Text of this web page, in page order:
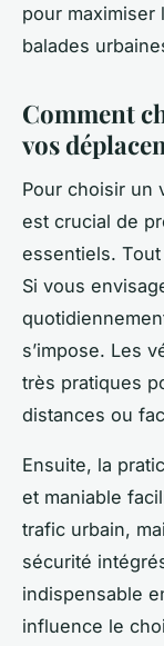
pour
balades
Comment
vos
Pour choisir un
est crucial de
essentiels. Tout
Si vous
s’impose. Les
très pratiques
distances ou
Ensuite, la
et maniable
trafic urbain,
sécurité
indispensable
influence le